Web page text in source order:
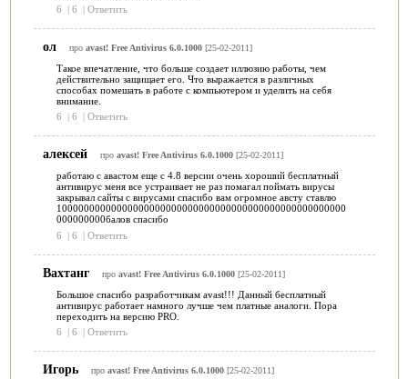
6
| 6 | Ответить
ол про avast! Free Antivirus 6.0.1000[25-02-2011]
Такое впечатление, что больше создает иллюзию работы, чем
действительно защищает его. Что выражается в различных
способах помешать в работе с компьютером и уделить на себя
внимание.
6
| 6 | Ответить
алексей про avast! Free Antivirus 6.0.1000[25-02-2011]
работаю с авастом еще с 4.8 версии очень хороший бесплатный
антивирус меня все устраивает не раз помагал поймать вирусы
закрывал сайты с вирусами спасибо вам огромное австу ставлю
10000000000000000000000000000000000000000000000000000
000000000балов спасибо
6
| 6 | Ответить
Вахтанг про avast! Free Antivirus 6.0.1000[25-02-2011]
Большое спасибо разработчикам avast!!! Данный бесплатный
антивирус работает намного лучше чем платные аналоги. Пора
переходить на версию PRO.
6
| 6 | Ответить
Игорь про avast! Free Antivirus 6.0.1000[25-02-2011]